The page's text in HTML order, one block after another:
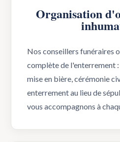
Organisation
Nos conseillers funéraires
complète de l'enterrement
mise en bière, cérémonie
enterrement au lieu de
vous accompagnons à